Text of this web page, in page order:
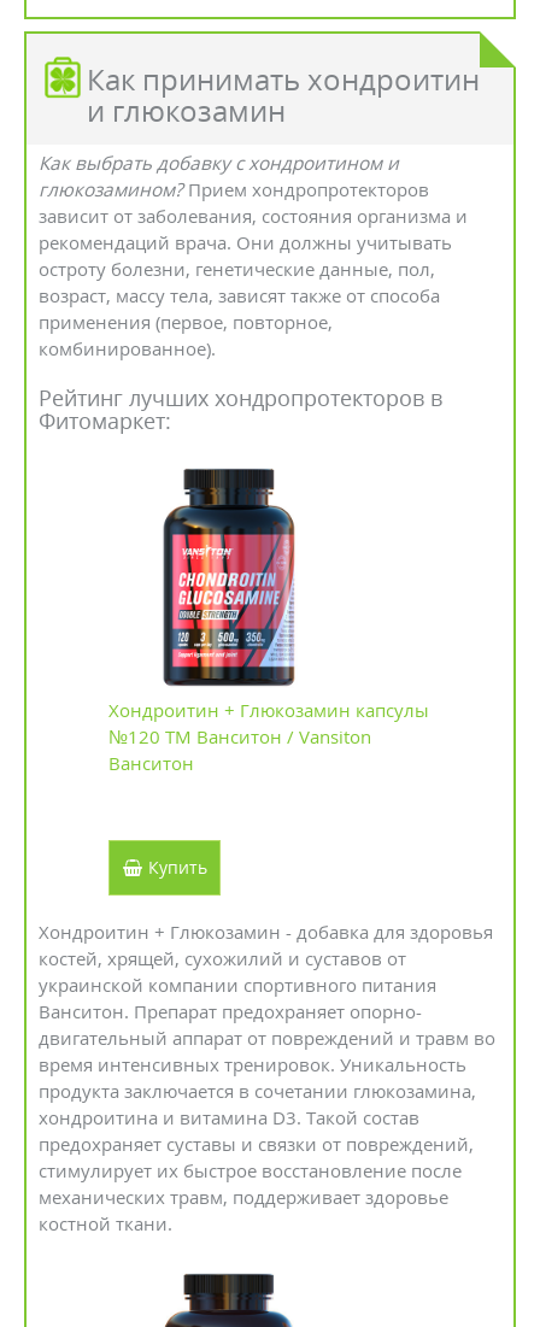
Как принимать хондроитин
и глюкозамин
Как выбрать добавку с хондроитином и
глюкозамином?Прием хондропротекторов
зависит от заболевания, состояния организма и
рекомендаций врача. Они должны учитывать
остроту болезни, генетические данные, пол,
возраст, массу тела, зависят также от способа
применения (первое, повторное,
комбинированное).
Рейтинг лучших хондропротекторов в
Фитомаркет:
Хондроитин + Глюкозамин капсулы
№120 ТМ Ванситон / Vansiton
Ванситон
Купить
Хондроитин + Глюкозамин - добавка для здоровья
костей, хрящей, сухожилий и суставов от
украинской компании спортивного питания
Ванситон. Препарат предохраняет опорно-
двигательный аппарат от повреждений и травм во
время интенсивных тренировок. Уникальность
продукта заключается в сочетании глюкозамина,
хондроитина и витамина D3. Такой состав
предохраняет суставы и связки от повреждений,
стимулирует их быстрое восстановление после
механических травм, поддерживает здоровье
костной ткани.